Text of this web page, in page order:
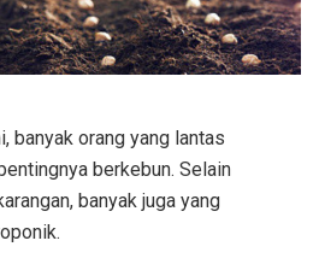
banyak orang yang lantas
berkebun. Selain
banyak juga yang